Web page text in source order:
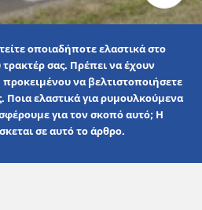
οποιαδήποτε ελαστικά στο
σας. Πρέπει να έχουν
προκειμένου να βελτιστοποιήσετε
Ποια ελαστικά για ρυμουλκούμενα
για τον σκοπό αυτό; Η
σε αυτό το άρθρο.